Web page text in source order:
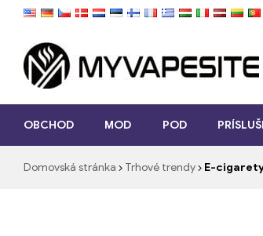
Myvapesite.de
e-
OBCHOD MOD POD
Domovská stránka Trhové trendy E-